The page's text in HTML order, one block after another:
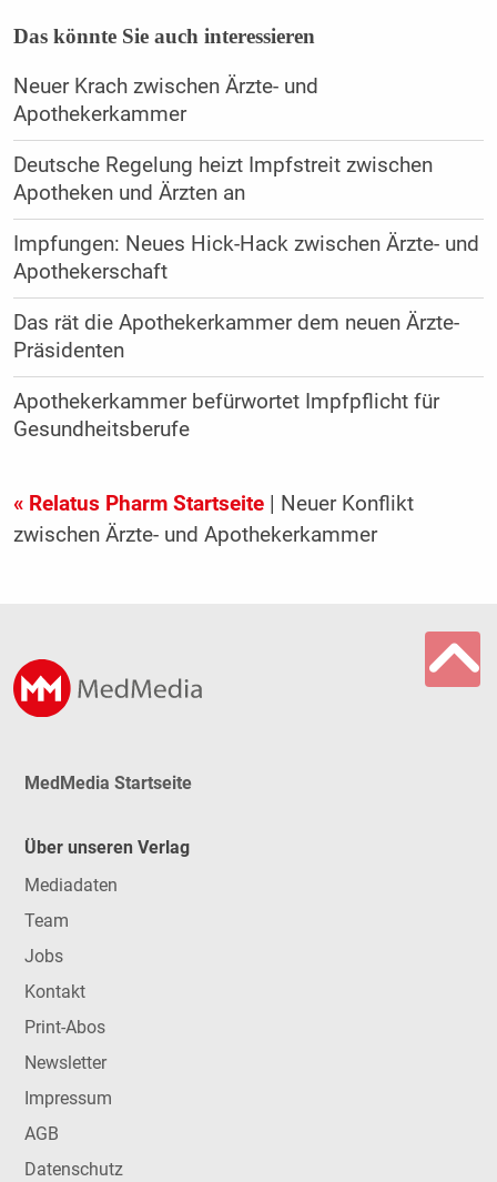
Das könnte Sie auch interessieren
Neuer Krach zwischen Ärzte- und
Apothekerkammer
Deutsche Regelung heizt Impfstreit zwischen
Apotheken und Ärzten an
Impfungen: Neues Hick-Hack zwischen Ärzte- und
Apothekerschaft
Das rät die Apothekerkammer dem neuen Ärzte-
Präsidenten
Apothekerkammer befürwortet Impfpflicht für
Gesundheitsberufe
« Relatus Pharm Startseite| Neuer Konflikt
zwischen Ärzte- und Apothekerkammer
MedMedia Startseite
Über unseren Verlag
Mediadaten
Team
Jobs
Kontakt
Print-Abos
Newsletter
Impressum
AGB
Datenschutz